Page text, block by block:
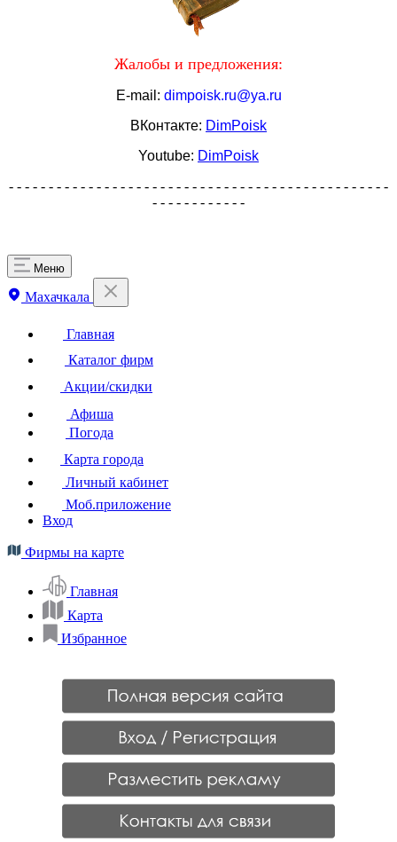
Жалобы и предложения:
E-mail: dimpoisk.ru@ya.ru
ВКонтакте: DimPoisk
Youtube: DimPoisk
- - - - - - - - - - - - - - - - - - - - - - - - - - - - - - - - - - - - - - - - - - - - - - - -
- - - - - - - - - - - -
Меню
Махачкала
Главная
Каталог фирм
Акции/скидки
Афиша
Погода
Карта города
Личный кабинет
Моб.приложение
Вход
Фирмы на карте
Главная
Карта
Избранное